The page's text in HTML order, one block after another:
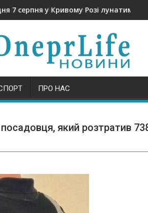
7 серпня у Кривому Розі лунатимуть
ПРО НАС
який розтратив